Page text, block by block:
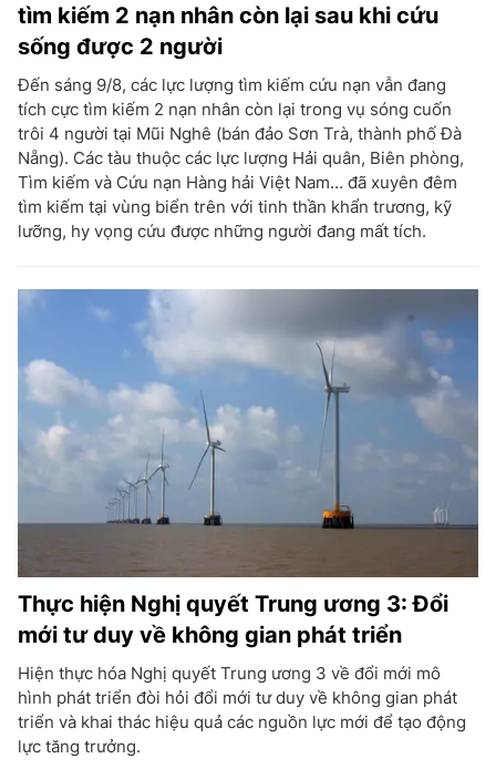
tìm kiếm 2 nạn nhân còn lại sau khi cứu
sống được 2 người
Đến sáng 9/8, các lực lượng tìm kiếm cứu nạn vẫn đang
tích cực tìm kiếm 2 nạn nhân còn lại trong vụ sóng cuốn
trôi 4 người tại Mũi Nghê (bán đảo Sơn Trà, thành phố Đà
Nẵng). Các tàu thuộc các lực lượng Hải quân, Biên phòng,
Tìm kiếm và Cứu nạn Hàng hải Việt Nam… đã xuyên đêm
tìm kiếm tại vùng biển trên với tinh thần khẩn trương, kỹ
lưỡng, hy vọng cứu được những người đang mất tích.
Thực hiện Nghị quyết Trung ương 3: Đổi
mới tư duy về không gian phát triển
Hiện thực hóa Nghị quyết Trung ương 3 về đổi mới mô
hình phát triển đòi hỏi đổi mới tư duy về không gian phát
triển và khai thác hiệu quả các nguồn lực mới để tạo động
lực tăng trưởng.